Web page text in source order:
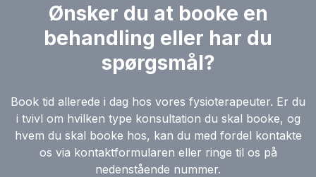
Ønsker du at booke en
behandling eller har du
spørgsmål?
Book tid allerede i dag hos vores fysioterapeuter. Er du
i tvivl om hvilken type konsultation du skal booke, og
hvem du skal booke hos, kan du med fordel kontakte
os via kontaktformularen eller ringe til os på
nedenstående nummer.